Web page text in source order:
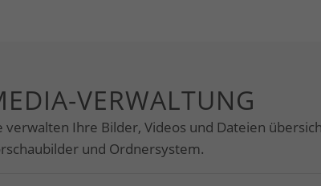
VERWALTUNG
verwalten Ihre Bilder, Videos und Dateien
und Ordnersystem.